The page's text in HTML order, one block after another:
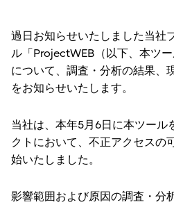
過日お知らせいたしました当社
ル「ProjectWEB（以下、本ツ
について、調査・分析の結果、
をお知らせいたします。
当社は、本年5月6日に本ツール
クトにおいて、不正アクセスの
始いたしました。
影響範囲および原因の調査・分